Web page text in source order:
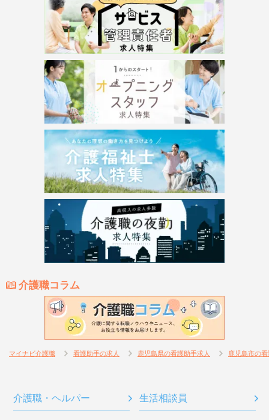
介護職コラム
マイナビ介護職 看護助手の求人 鹿児島県の看護助手求人 鹿児島市の
介護職・ヘルパー 生活相談員